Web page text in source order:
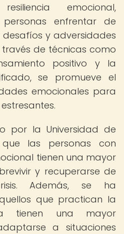
emocional,
enfrentar de
y adversidades
de técnicas como
positivo y la
se promueve el
emocionales para
por la Universidad de
las personas con
tienen una mayor
y recuperarse de
Además, se ha
que practican la
tienen una mayor
a situaciones